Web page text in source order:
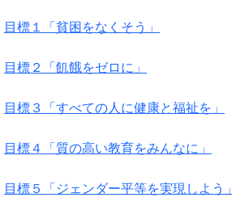
目標１「貧困をなくそう」
目標２「飢餓をゼロに」
目標３「すべての人に健康と福祉を」
目標４「質の高い教育をみんなに」
目標５「ジェンダー平等を実現しよう」